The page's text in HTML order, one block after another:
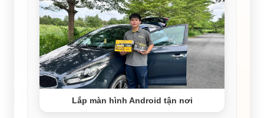
Lắp màn hình Android tận nơi